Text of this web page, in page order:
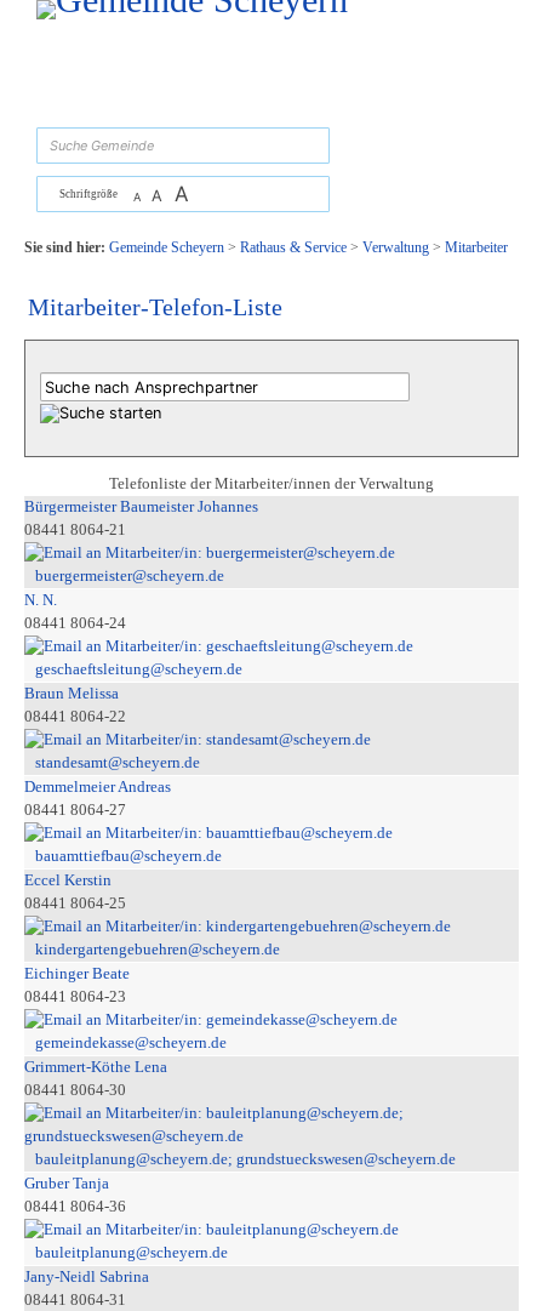
Zum Inhalt, zur Navigationoder zur Startseite springen.
Schriftgröße A A A
Sie sind hier: Gemeinde Scheyern> Rathaus & Service> Verwaltung> Mitarbeiter
Mitarbeiter-Telefon-Liste
Telefonliste der Mitarbeiter/innen der Verwaltung
Bürgermeister Baumeister Johannes
08441 8064-21
buergermeister@scheyern.de
N. N.
08441 8064-24
geschaeftsleitung@scheyern.de
Braun Melissa
08441 8064-22
standesamt@scheyern.de
Demmelmeier Andreas
08441 8064-27
bauamttiefbau@scheyern.de
Eccel Kerstin
08441 8064-25
kindergartengebuehren@scheyern.de
Eichinger Beate
08441 8064-23
gemeindekasse@scheyern.de
Grimmert-Köthe Lena
08441 8064-30
bauleitplanung@scheyern.de; grundstueckswesen@scheyern.de
Gruber Tanja
08441 8064-36
bauleitplanung@scheyern.de
Jany-Neidl Sabrina
08441 8064-31